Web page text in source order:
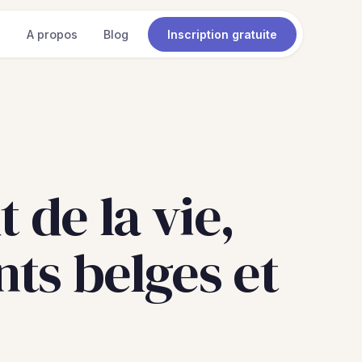
A propos Blog Inscription gratuite
de la vie,
belges et